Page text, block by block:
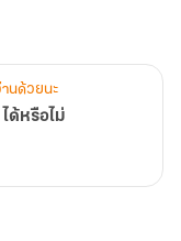
นด้วยนะ
ด้หรือไม่